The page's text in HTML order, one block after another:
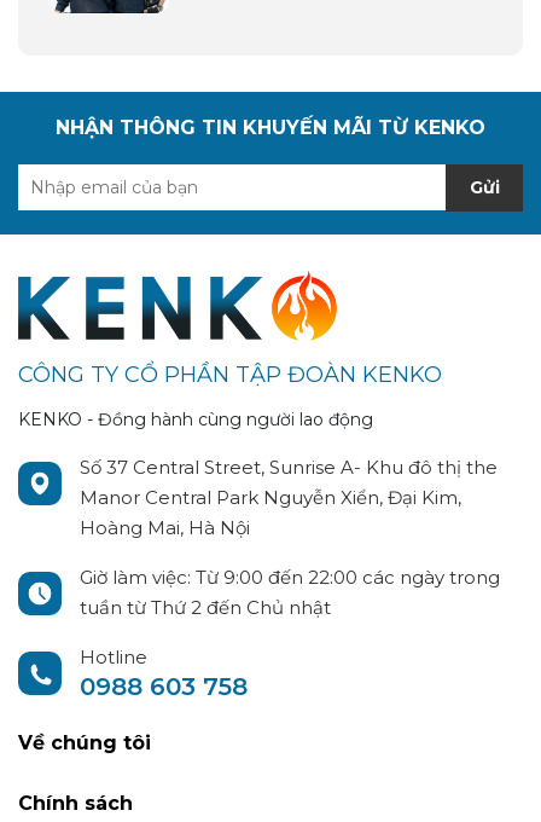
NHẬN THÔNG TIN KHUYẾN MÃI TỪ KENKO
Gửi
CÔNG TY CỔ PHẦN TẬP ĐOÀN KENKO
KENKO - Đồng hành cùng người lao động
Số 37 Central Street, Sunrise A- Khu đô thị the
Manor Central Park Nguyễn Xiển, Đại Kim,
Hoàng Mai, Hà Nội
Giờ làm việc: Từ 9:00 đến 22:00 các ngày trong
tuần từ Thứ 2 đến Chủ nhật
Hotline
0988 603 758
Về chúng tôi
Chính sách